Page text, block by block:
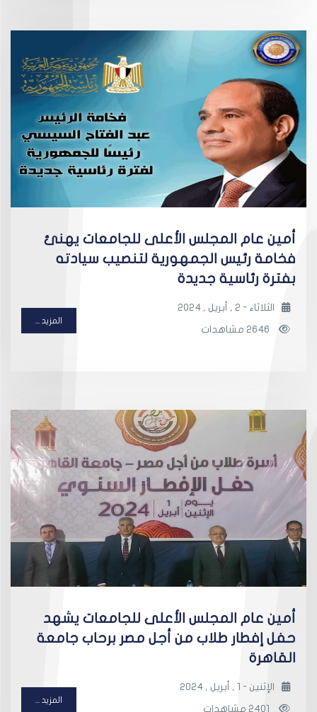
أمين عام المجلس الأعلى للجامعات يهنئ
فخامة رئيس الجمهورية لتنصيب سيادته
بفترة رئاسية جديدة
الثلاثاء - 2 , أبريل , 2024
المزيد ...
أمين عام المجلس الأعلى للجامعات يشهد
حفل إفطار طلاب من أجل مصر برحاب جامعة
القاهرة
الإثنين - 1 , أبريل , 2024
المزيد ...